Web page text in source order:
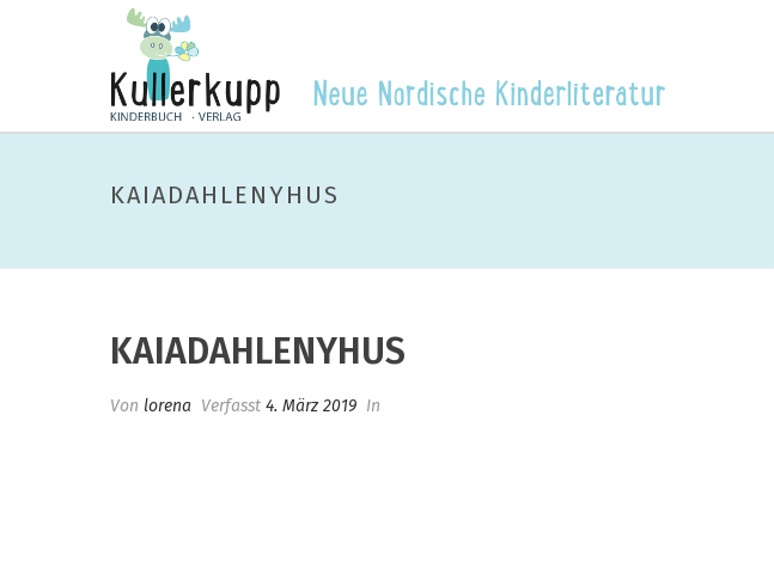
KAIADAHLENYHUS
KAIADAHLENYHUS
Von lorena Verfasst 4. März 2019 In